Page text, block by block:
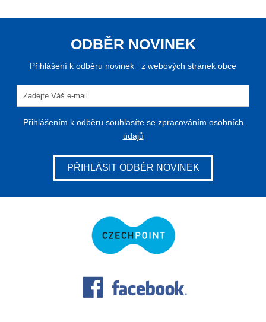
ODBĚR NOVINEK
Přihlášení k odběru novinek z webových stránek obce
Přihlášením k odběru souhlasíte se zpracováním osobních
údajů
PŘIHLÁSIT ODBĚR NOVINEK